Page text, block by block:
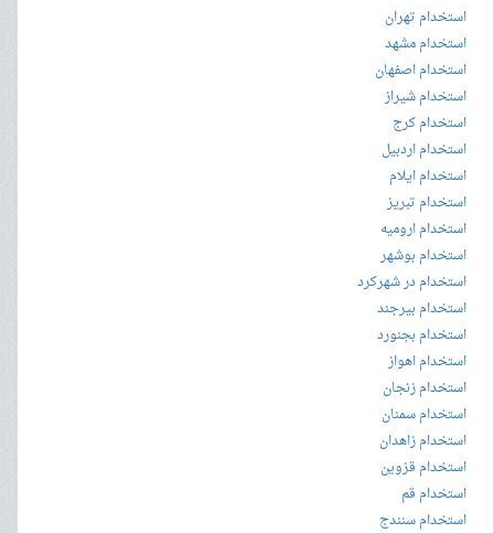
استخدام تهران
استخدام مشهد
استخدام اصفهان
استخدام شیراز
استخدام کرج
استخدام اردبیل
استخدام ایلام
استخدام تبریز
استخدام ارومیه
استخدام بوشهر
استخدام در شهرکرد
استخدام بیرجند
استخدام بجنورد
استخدام اهواز
استخدام زنجان
استخدام سمنان
استخدام زاهدان
استخدام قزوین
استخدام قم
استخدام سنندج